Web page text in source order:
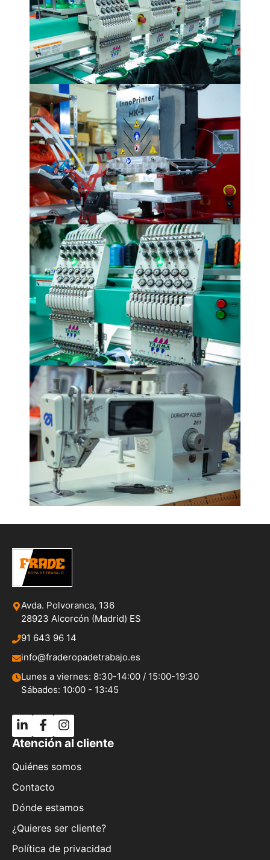
Avda. Polvoranca, 136
28923 Alcorcón (Madrid) ES
91 643 96 14
info@fraderopadetrabajo.es
Lunes a viernes: 8:30-14:00 / 15:00-19:30
Sábados: 10:00 - 13:45
Atención al cliente
Quiénes somos
Contacto
Dónde estamos
¿Quieres ser cliente?
Política de privacidad